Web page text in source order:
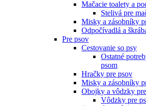
Mačacie toalety a
Stelivá pre
Misky a zásobníky
Odpočívadlá a
Pre psov
Cestovanie so psy
Ostatné
psom
Hračky pre psov
Misky a zásobníky
Obojky a vôdzky
Vôdzky pre